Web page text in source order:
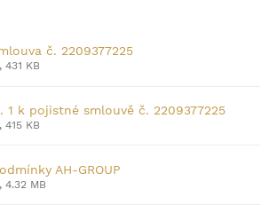
č. 2209377225
431 KB
1 k pojistné smlouvě č. 2209377225
415 KB
AH-GROUP
4.32 MB